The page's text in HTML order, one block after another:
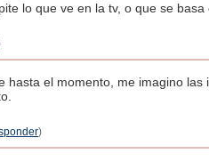
lo que ve en la tv, o que se
el momento, me imagino
)